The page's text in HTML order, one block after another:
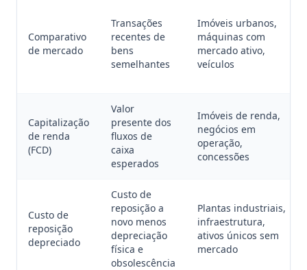
Comparativo
de mercado
Transações
recentes de
bens
semelhantes
Imóveis urbanos,
máquinas com
mercado ativo,
veículos
Capitalização
de renda
(FCD)
Valor
presente dos
fluxos de
caixa
esperados
Imóveis de renda,
negócios em
operação,
concessões
Custo de
reposição
depreciado
Custo de
reposição a
novo menos
depreciação
física e
obsolescência
Plantas industriais,
infraestrutura,
ativos únicos sem
mercado